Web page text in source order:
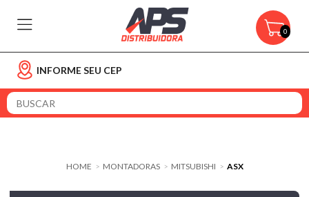
0
INFORME SEU CEP
HOME > MONTADORAS > MITSUBISHI > ASX